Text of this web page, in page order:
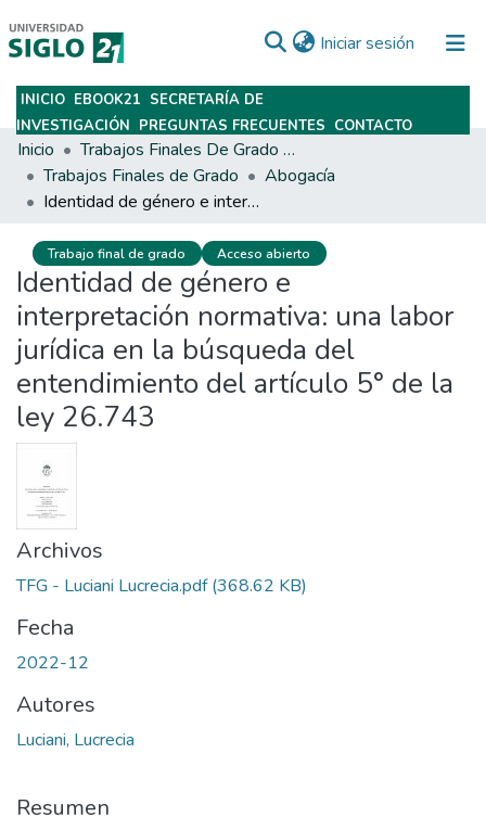
Iniciar sesión (current)
Subir
INICIO EBOOK21 SECRETARÍA DE
INVESTIGACIÓN PREGUNTAS FRECUENTES CONTACTO
Inicio
Trabajos Finales De Grado Y Posgrado
Trabajos Finales de Grado
Abogacía
Identidad de género e interpretación normativa: una labor jurídica en la búsqueda del entendimiento del artículo 5° de la ley 26.743
Trabajo final de grado Acceso abierto
Identidad de género e
interpretación normativa: una labor
jurídica en la búsqueda del
entendimiento del artículo 5° de la
ley 26.743
Archivos
TFG - Luciani Lucrecia.pdf(368.62 KB)
Fecha
2022-12
Autores
Luciani, Lucrecia
Resumen